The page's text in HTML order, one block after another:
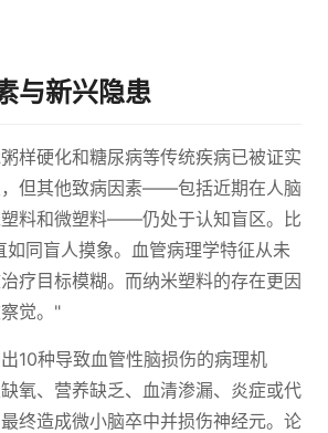
与新兴隐患
样硬化和糖尿病等传统疾病已被证实
但其他致病因素——包括近期在人脑
料和微塑料——仍处于认知盲区。比
如同盲人摸象。血管病理学特征从未
疗目标模糊。而纳米塑料的存在更因
觉。"
10种导致血管性脑损伤的病理机
氧、营养缺乏、血清渗漏、炎症或代
终造成微小脑卒中并损伤神经元。论